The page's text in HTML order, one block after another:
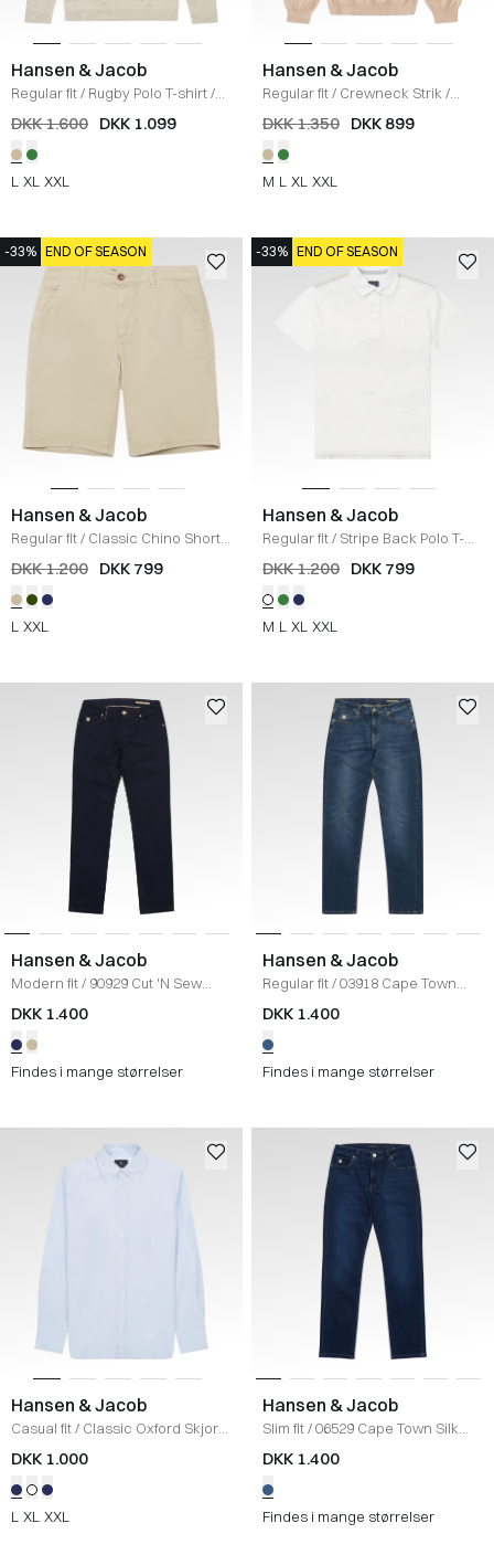
Hansen & Jacob
Regular fit/ Rugby Polo T-shirt/
BEIGE
DKK 1.600 DKK 1.099
L XL XXL
Hansen & Jacob
Regular fit/ Crewneck Strik /
SAND
DKK 1.350 DKK 899
M L XL XXL
-33% END OF SEASON
Hansen & Jacob
Regular fit/ Classic Chino Shorts
/BEIGE
DKK 1.200 DKK 799
L XXL
-33% END OF SEASON
Hansen & Jacob
Regular fit/ Stripe Back Polo T-
shirt
WHITE
DKK 1.200 DKK 799
M L XL XXL
Hansen & Jacob
Modern fit/ 90929 Cut 'N Sew
Jeans
NAVY
DKK 1.400
Findes i mange størrelser
Hansen & Jacob
Regular fit/03918 Cape Town
Jeans
DENIM
DKK 1.400
Findes i mange størrelser
Hansen & Jacob
Casual fit/ Classic Oxford Skjorte
/LIGHT BLUE
DKK 1.000
L XL XXL
Hansen & Jacob
Slim fit/06529 Cape Town Silk
Touch Jeans
DKK 1.400
Findes i mange størrelser